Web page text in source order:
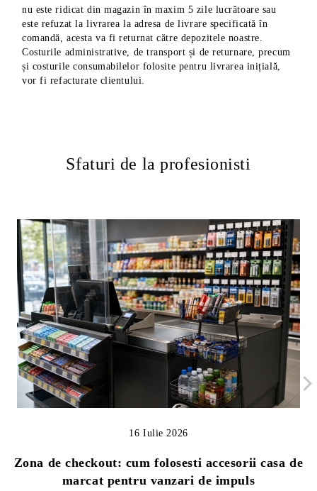
nu este ridicat din magazin în maxim 5 zile lucrătoare sau
este refuzat la livrarea la adresa de livrare specificată în
comandă, acesta va fi returnat către depozitele noastre.
Costurile administrative, de transport și de returnare, precum
și costurile consumabilelor folosite pentru livrarea inițială,
vor fi refacturate clientului.
Sfaturi de la profesionisti
Zona de checkout: cum folosesti accesorii casa de
marcat pentru vanzari de impuls
16 Iulie 2026